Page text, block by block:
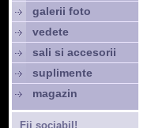
galerii foto
vedete
sali si accesorii
suplimente
magazin
Fii sociabil!